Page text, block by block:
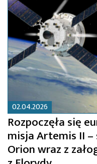
02.04.2026
Rozpoczęła się
misja Artemis II
Orion wraz z